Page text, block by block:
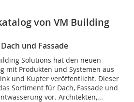
von VM Building
und Fassade
Solutions hat den neuen
mit Produkten und Systemen aus
und Kupfer veröffentlicht. Dieser
Sortiment für Dach, Fassade und
vor. Architekten,...